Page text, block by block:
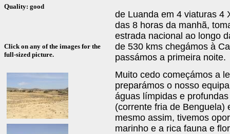
Quality: good
Click on any of the images for the
full-sized picture.
de Luanda em 4 viaturas 4
das 8 horas da manhã,
estrada nacional ao longo
de 530 kms chegámos à
passámos a primeira noite.
Muito cedo começámos a
preparámos o nosso
águas límpidas e
(corrente fria de Benguela)
mesmo assim, tivemos
marinho e a rica fauna e